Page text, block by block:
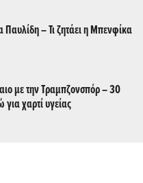
– Τι ζητάει η Μπενφίκα
με την Τραμπζονσπόρ – 30
χαρτί υγείας